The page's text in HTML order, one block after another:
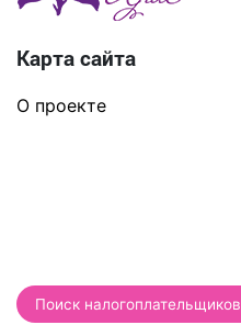
Карта сайта
О проекте
Поиск налогоплательщиков